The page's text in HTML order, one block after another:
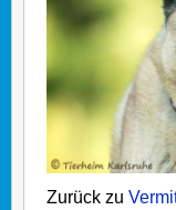
Zurück zu